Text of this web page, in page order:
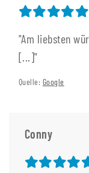
"Am liebsten
[...]"
Quelle: Google
Conny